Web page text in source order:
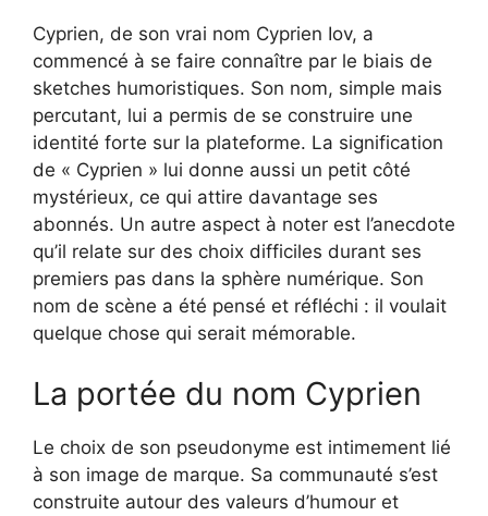
Cyprien, de son vrai nom Cyprien Iov, a
commencé à se faire connaître par le biais de
sketches humoristiques. Son nom, simple mais
percutant, lui a permis de se construire une
identité forte sur la plateforme. La signification
de « Cyprien » lui donne aussi un petit côté
mystérieux, ce qui attire davantage ses
abonnés. Un autre aspect à noter est l’anecdote
qu’il relate sur des choix difficiles durant ses
premiers pas dans la sphère numérique. Son
nom de scène a été pensé et réfléchi : il voulait
quelque chose qui serait mémorable.
La portée du nom Cyprien
Le choix de son pseudonyme est intimement lié
à son image de marque. Sa communauté s’est
construite autour des valeurs d’humour et